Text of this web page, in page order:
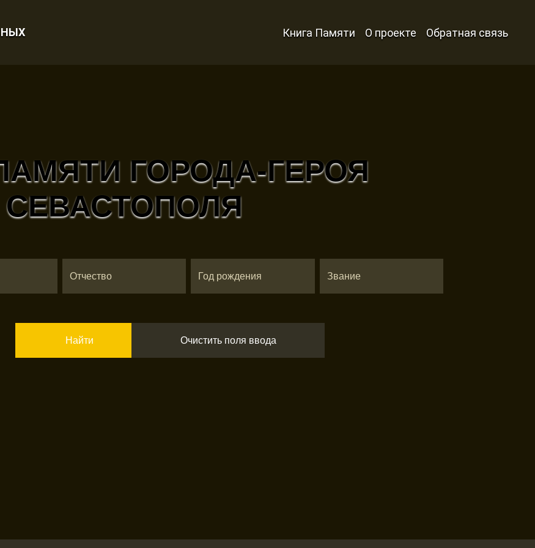
Книга Памяти О проекте Обратная связь
ГОРОДА-ГЕРОЯ
СЕВАСТОПОЛЯ